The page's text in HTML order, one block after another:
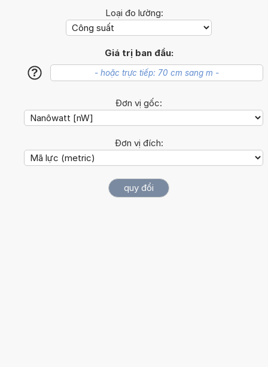
Loại đo lường:
Giá trị ban đầu:
?
Đơn vị gốc:
Đơn vị đích: